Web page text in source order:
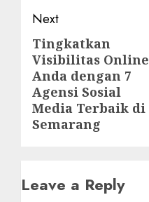
Next
Next
post:
Tingkatkan
Visibilitas Online
Anda dengan 7
Agensi Sosial
Media Terbaik di
Semarang
Leave a Reply